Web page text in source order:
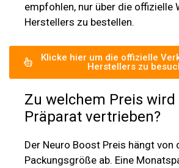
empfohlen, nur über die offizielle
Herstellers zu bestellen.
Klicke hier um die offizielle
Herstellers zu
Zu welchem Preis wird
Präparat vertrieben?
Der Neuro Boost Preis hängt von
Packungsgröße ab. Eine